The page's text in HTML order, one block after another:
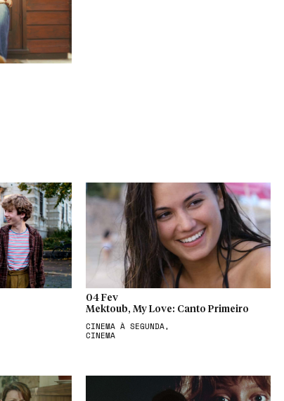
04 Fev
Mektoub, My Love: Canto Primeiro
CINEMA À SEGUNDA,
CINEMA